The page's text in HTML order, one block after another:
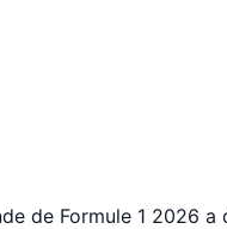
de Formule 1 2026